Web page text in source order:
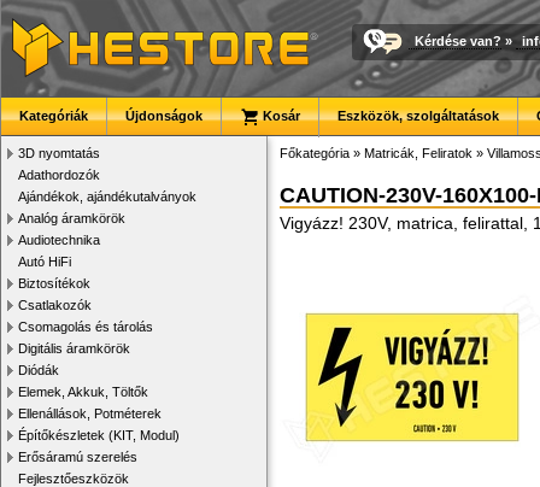
Kérdése van? »
Kategóriák Újdonságok Kosár Eszközök, szolgáltatások
3D nyomtatás
Adathordozók
Ajándékok, ajándékutalványok
Analóg áramkörök
Audiotechnika
Autó HiFi
Biztosítékok
Csatlakozók
Csomagolás és tárolás
Digitális áramkörök
Diódák
Elemek, Akkuk, Töltők
Ellenállások, Potméterek
Építőkészletek (KIT, Modul)
Erősáramú szerelés
Fejlesztőeszközök
Főkategória » Matricák, Feliratok »
CAUTION-230V-
Vigyázz! 230V, matrica, felirattal,